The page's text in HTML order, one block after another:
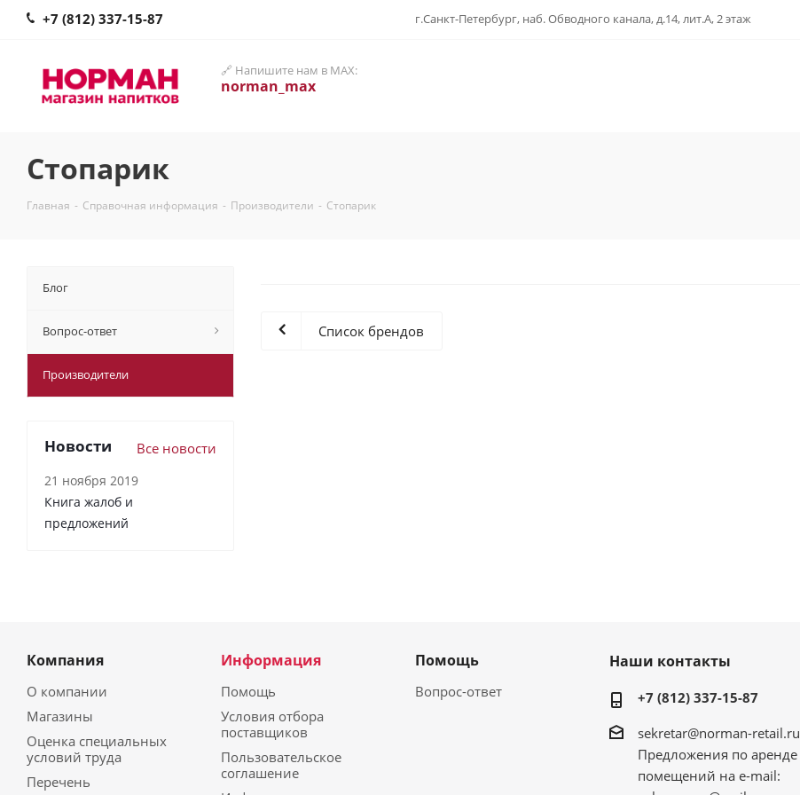
+7 (812) 337-15-87 г.Санкт-Петербург, наб. Обводного канала, д.14, лит.А, 2 этаж
🔗 Напишите нам в MAX:
norman_max
Стопарик
Главная - Справочная информация - Производители - Стопарик
Список брендов
Блог
Вопрос-ответ
Производители
Новости Все новости
21 ноября 2019
Книга жалоб и
предложений
Компания
О компании
Магазины
Оценка специальных
условий труда
Перечень
Информация
Помощь
Условия отбора
поставщиков
Пользовательское
соглашение
Помощь
Вопрос-ответ
Наши контакты
+7 (812) 337-15-87
sekretar@norman-retail.ru
Предложения по аренде
помещений на e-mail: